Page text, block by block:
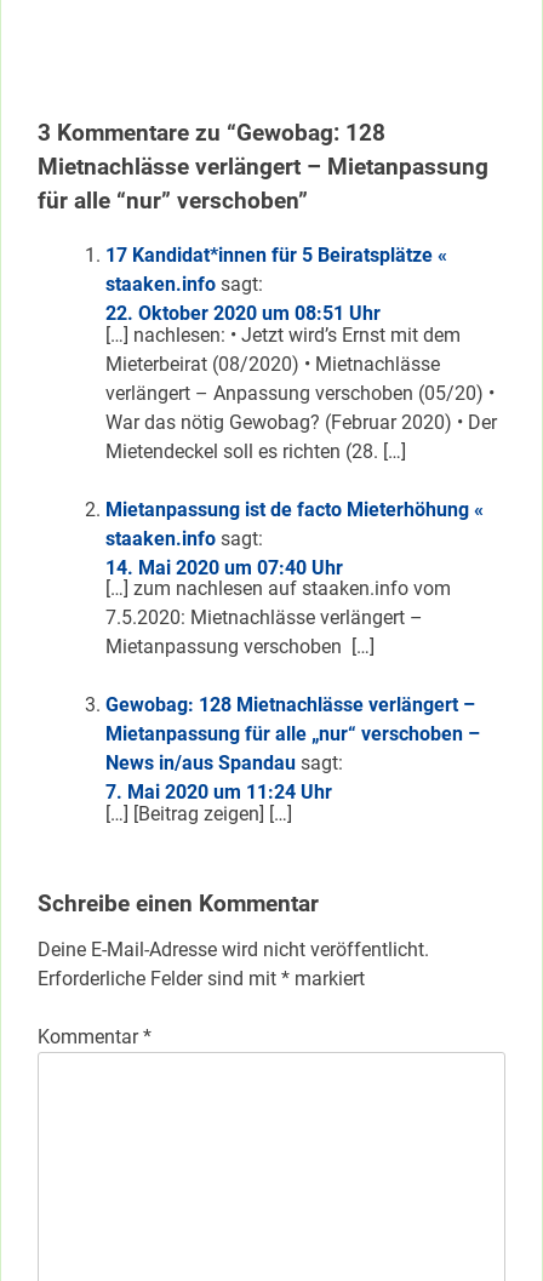
3 Kommentare zu “Gewobag: 128
Mietnachlässe verlängert – Mietanpassung
für alle “nur” verschoben”
17 Kandidat*innen für 5 Beiratsplätze «
staaken.info sagt:
22. Oktober 2020 um 08:51 Uhr
[…] nachlesen: • Jetzt wird’s Ernst mit dem
Mieterbeirat (08/2020) • Mietnachlässe
verlängert – Anpassung verschoben (05/20) •
War das nötig Gewobag? (Februar 2020) • Der
Mietendeckel soll es richten (28. […]
Mietanpassung ist de facto Mieterhöhung «
staaken.info sagt:
14. Mai 2020 um 07:40 Uhr
[…] zum nachlesen auf staaken.info vom
7.5.2020: Mietnachlässe verlängert –
Mietanpassung verschoben […]
Gewobag: 128 Mietnachlässe verlängert –
Mietanpassung für alle „nur“ verschoben –
News in/aus Spandau sagt:
7. Mai 2020 um 11:24 Uhr
[…] [Beitrag zeigen] […]
Schreibe einen Kommentar
Deine E-Mail-Adresse wird nicht veröffentlicht.
Erforderliche Felder sind mit * markiert
Kommentar*